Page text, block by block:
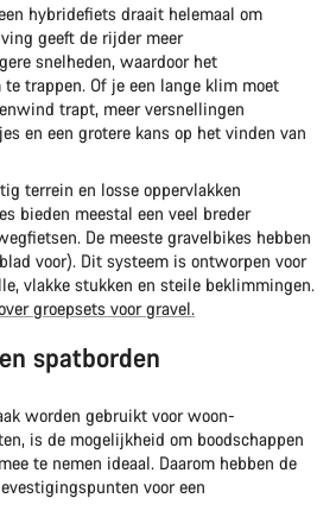
hybridefiets draait helemaal om
geeft de rijder meer
snelheden, waardoor het
trappen. Of je een lange klim moet
trapt, meer versnellingen
en een grotere kans op het vinden van
terrein en losse oppervlakken
bieden meestal een veel breder
De meeste gravelbikes hebben
voor). Dit systeem is ontworpen voor
vlakke stukken en steile beklimmingen.
groepsets voor gravel.
spatborden
worden gebruikt voor woon-
is de mogelijkheid om boodschappen
te nemen ideaal. Daarom hebben de
voor een